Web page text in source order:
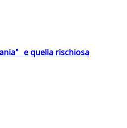
e quella rischiosa